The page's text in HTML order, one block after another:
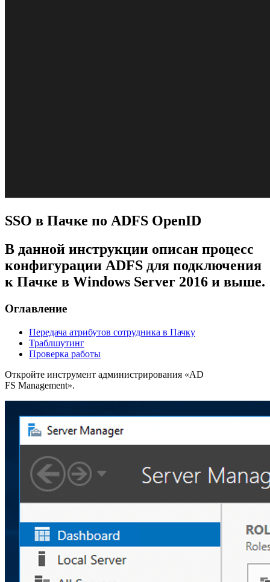
SSO в Пачке по ADFS OpenID
В данной инструкции описан процесс
конфигурации ADFS для подключения
к Пачке в Windows Server 2016 и выше.
Оглавление
Передача атрибутов сотрудника в Пачку
Траблшутинг
Проверка работы
Откройте инструмент администрирования «AD
FS Management».